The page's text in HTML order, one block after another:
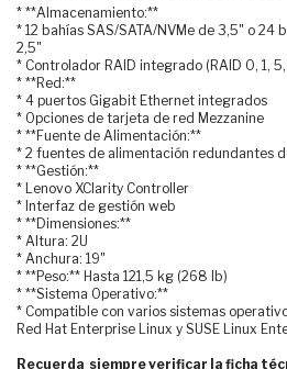
* **Almacenamiento:**
* 12 bahías SAS/SATA/NVMe de 3,5" o 24
2,5"
* Controlador RAID integrado (RAID 0, 1, 5,
* **Red:**
* 4 puertos Gigabit Ethernet integrados
* Opciones de tarjeta de red Mezzanine
* **Fuente de Alimentación:**
* 2 fuentes de alimentación redundantes
* **Gestión:**
* Lenovo XClarity Controller
* Interfaz de gestión web
* **Dimensiones:**
* Altura: 2U
* Anchura: 19"
* **Peso:** Hasta 121,5 kg (268 lb)
* **Sistema Operativo:**
* Compatible con varios sistemas
Red Hat Enterprise Linux y SUSE Linux
Recuerda siempre verificar la ficha